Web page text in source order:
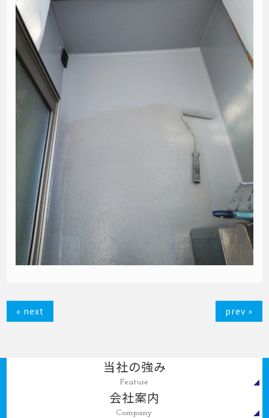
« next prev »
当社の強み
Feature
会社案内
Company